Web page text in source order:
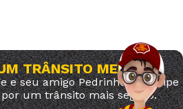
TRÂNSITO MELHOR
e seu amigo Pedrinho. Participe
um trânsito mais seguro.